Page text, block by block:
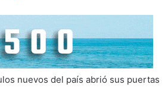
nuevos del país abrió sus puertas